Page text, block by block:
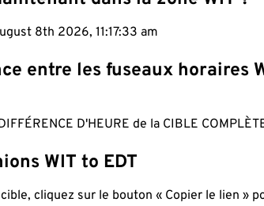
8th 2026, 11:17:34 am
entre les fuseaux horaires
D'HEURE de la CIBLE
WIT to EDT
cliquez sur le bouton « Copier le lien »